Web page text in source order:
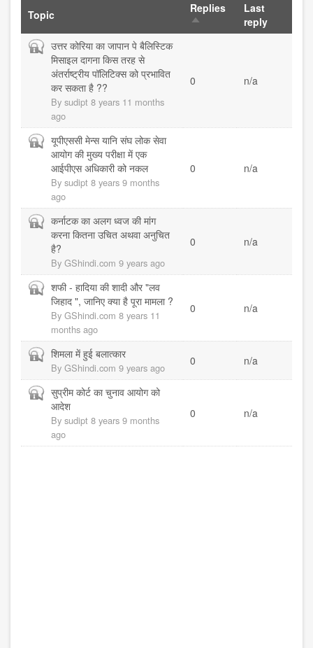
Topic
Replies
Sort
descending
Last
reply
Closedउत्तर कोरिया का जापान पे बैलिस्टिक
मिसाइल दागना किस तरह से
अंतर्राष्ट्रीय पॉलिटिक्स को प्रभावित
कर सकता है ??
By sudipt 8 years 11 months
ago
0 n/a
Closedयूपीएससी मेन्स यानि संघ लोक सेवा
आयोग की मुख्य परीक्षा में एक
आईपीएस अधिकारी को नकल
By sudipt 8 years 9 months
ago
0 n/a
Closedकर्नाटक का अलग ध्वज की मांग
करना कितना उचित अथवा अनुचित
है?
By GShindi.com 9 years ago
0 n/a
Closedशफी - हादिया की शादी और "लव
जिहाद ", जानिए क्या है पूरा मामला ?
By GShindi.com 8 years 11
months ago
0 n/a
Closedशिमला में हुई बलात्कार
By GShindi.com 9 years ago
0 n/a
Closedसुप्रीम कोर्ट का चुनाव आयोग को
आदेश
By sudipt 8 years 9 months
ago
0 n/a